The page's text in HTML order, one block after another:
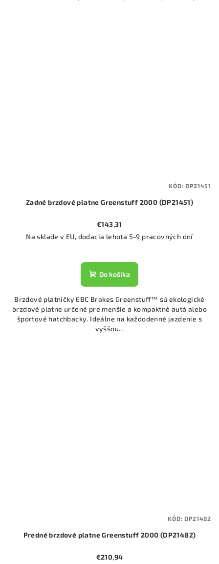
Zadné brzdové platne Greenstuff 2000 (DP21451)
€143,31
Na sklade v EU, dodacia lehota 5-9 pracovných dní
Do košíka
Brzdové platničky EBC Brakes Greenstuff™ sú ekologické
brzdové platne určené pre menšie a kompaktné autá alebo
športové hatchbacky. Ideálne na každodenné jazdenie s
vyššou...
KÓD:DP21451
Predné brzdové platne Greenstuff 2000 (DP21482)
€210,94
KÓD:DP21482